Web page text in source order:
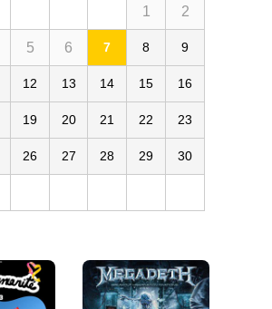
1 2
5 6 7 8 9
12 13 14 15 16
19 20 21 22 23
26 27 28 29 30